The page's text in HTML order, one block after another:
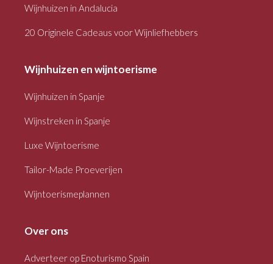
Wijnhuizen in Andalucia
20 Originele Cadeaus voor Wijnliefhebbers
Wijnhuizen en wijntoerisme
Wijnhuizen in Spanje
Wijnstreken in Spanje
Luxe Wijntoerisme
Tailor-Made Proeverijen
Wijntoerismeplannen
Over ons
Adverteer op Enoturismo Spain